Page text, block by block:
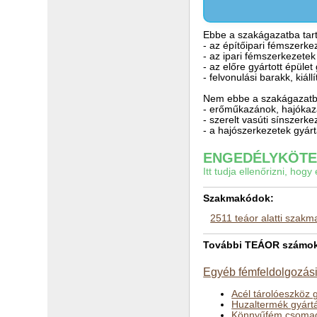
Ebbe a szakágazatba
- az építőipari
- az ipari
- az előre gyártott épület
- felvonulási barakk,
Nem ebbe a
- erőműkazánok,
- szerelt vasúti
- a hajószerkezetek
Itt tudja ellenőrizni,
Szakmakódok:
2511 teáor alatti
További TEÁOR
Egyéb
Acél tárolóeszköz
Huzaltermék